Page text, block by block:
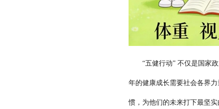
“五健行动” 不仅是国家政
年的健康成长需要社会各界
惯，为他们的未来打下最坚